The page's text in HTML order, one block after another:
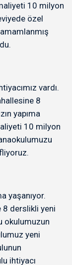
10 milyon
özel
vardı.
8
yapıma
10 milyon
yaşanıyor.
8 derslikli yeni
okulumuzun
yeni
ihtiyacı